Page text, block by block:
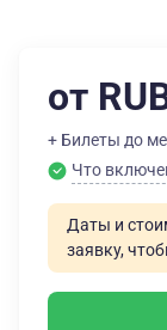
от
+ Билеты до
Что
Даты и
заявку,